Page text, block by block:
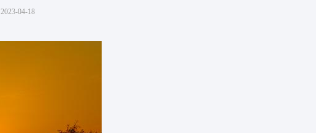
2023-04-18